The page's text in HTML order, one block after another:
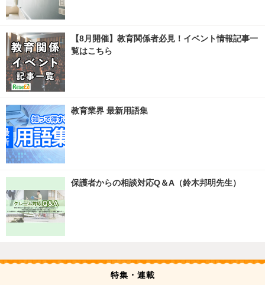
【8月開催】教育関係者必見！イベント情報記事一
覧はこちら
教育業界 最新用語集
保護者からの相談対応Q＆A（鈴木邦明先生）
特集・連載